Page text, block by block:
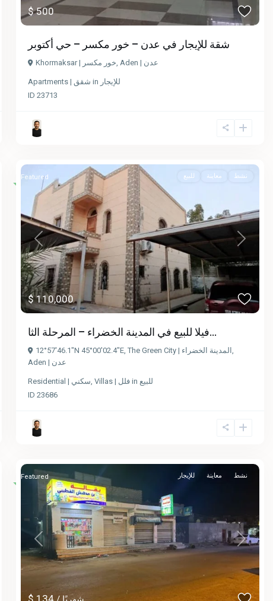
$ 500
شقة للإيجار في عدن – خور مكسر – حي أكتوبر
Khormaksar | خور مكسر Aden | عدن
Apartments | شقق in للإيجار
ID 23713
Previous Next
$ 110,000
للبيع معاينة نشط Featured
فيلا للبيع في المدينة الخضراء – المرحلة الثا...
12°57'46.1"N 45°00'02.4"E, The Green City | المدينة الخضراء
Aden | عدن
Residential | سكني Villas | فللin للبيع
ID 23686
Previous Next
للإيجار معاينة نشط Featured